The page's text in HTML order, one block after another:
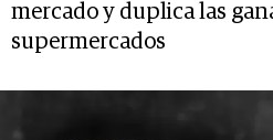
mercado y duplica las
supermercados